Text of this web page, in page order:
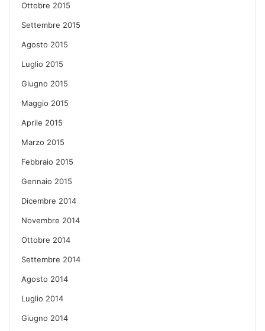
Ottobre 2015
Settembre 2015
Agosto 2015
Luglio 2015
Giugno 2015
Maggio 2015
Aprile 2015
Marzo 2015
Febbraio 2015
Gennaio 2015
Dicembre 2014
Novembre 2014
Ottobre 2014
Settembre 2014
Agosto 2014
Luglio 2014
Giugno 2014